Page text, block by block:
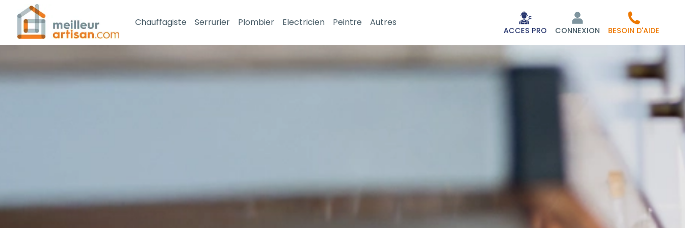
Chauffagiste Serrurier Plombier Electricien Peintre Autres
ACCES PRO CONNEXION BESOIN D'AIDE